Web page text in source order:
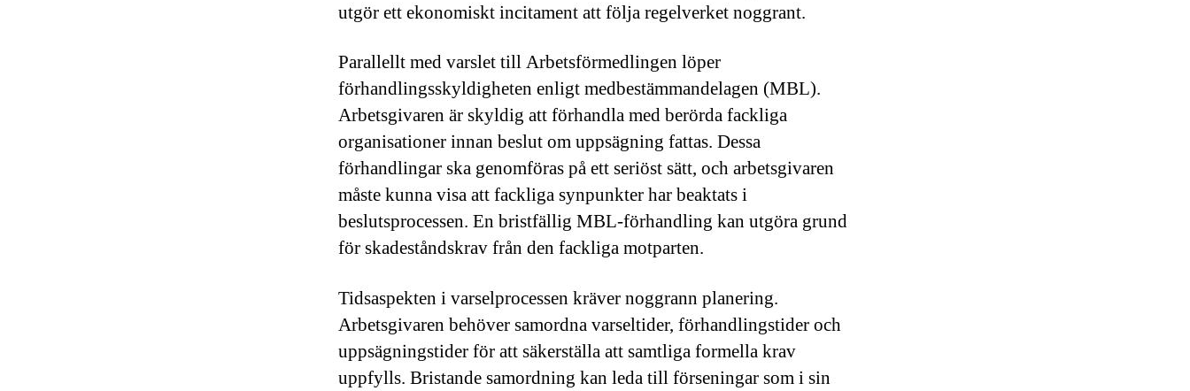
utgör ett ekonomiskt incitament att följa regelverket noggrant.
Parallellt med varslet till Arbetsförmedlingen löper
förhandlingsskyldigheten enligt medbestämmandelagen (MBL).
Arbetsgivaren är skyldig att förhandla med berörda fackliga
organisationer innan beslut om uppsägning fattas. Dessa
förhandlingar ska genomföras på ett seriöst sätt, och arbetsgivaren
måste kunna visa att fackliga synpunkter har beaktats i
beslutsprocessen. En bristfällig MBL-förhandling kan utgöra grund
för skadeståndskrav från den fackliga motparten.
Tidsaspekten i varselprocessen kräver noggrann planering.
Arbetsgivaren behöver samordna varseltider, förhandlingstider och
uppsägningstider för att säkerställa att samtliga formella krav
uppfylls. Bristande samordning kan leda till förseningar som i sin